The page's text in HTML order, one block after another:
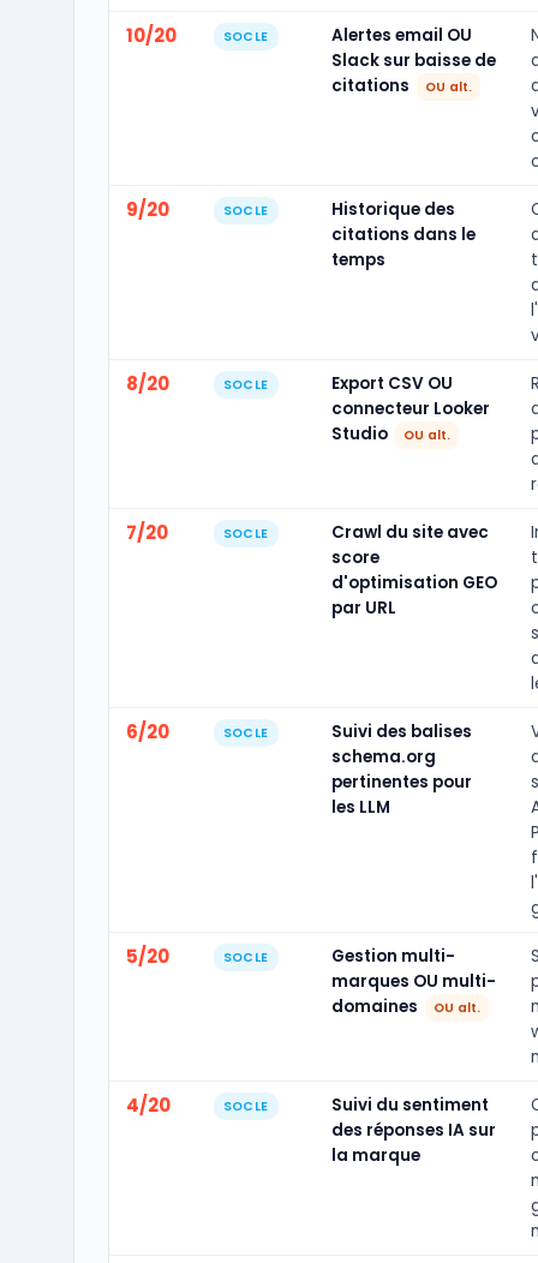
10/20 SOCLE
Alertes email OU
Slack sur baisse de
citations
OU alt.
9/20 SOCLE
Historique des
citations dans le
temps
8/20 SOCLE
Export CSV OU
connecteur Looker
Studio
OU alt.
7/20 SOCLE
Crawl du site avec
score
d'optimisation GEO
par URL
6/20 SOCLE
Suivi des balises
schema.org
pertinentes pour
les LLM
5/20 SOCLE
Gestion multi-
marques OU multi-
domaines
OU alt.
4/20 SOCLE
Suivi du sentiment
des réponses IA sur
la marque